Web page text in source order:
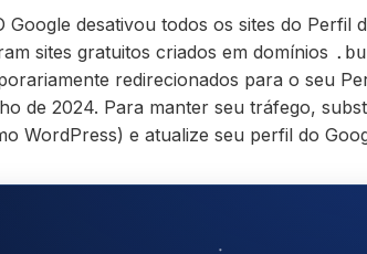
Google desativou todos os sites do Perfil
sites gratuitos criados em domínios
redirecionados para o seu
de 2024. Para manter seu tráfego,
WordPress) e atualize seu perfil do